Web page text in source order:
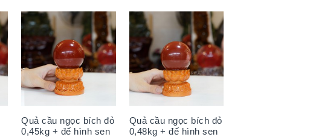
Quả cầu ngọc bích đỏ
0,45kg + đế hình sen
Quả cầu ngọc bích đỏ
0,48kg + đế hình sen